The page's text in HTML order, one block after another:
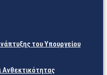
του Υπουργείου
Ανθεκτικότητας